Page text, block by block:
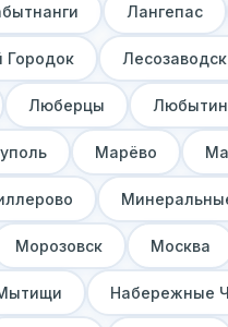
Лангепас
Городок Лесозаводск
Люберцы
Марёво
Морозовск Москва
Набережные